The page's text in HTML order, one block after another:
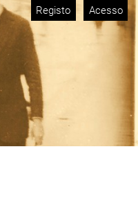
Registo Acesso